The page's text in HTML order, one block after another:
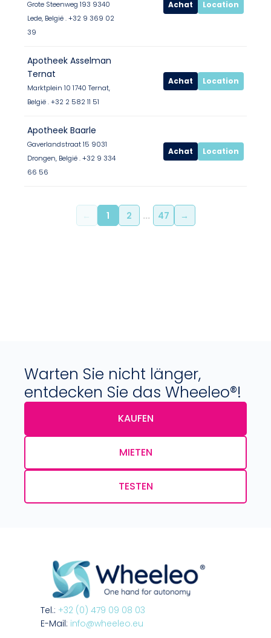
Grote Steenweg 193 9340
Lede, België . +32 9 369 02
39
Achat Location
Apotheek Asselman
Ternat
Marktplein 10 1740 Ternat,
België . +32 2 582 11 51
Achat Location
Apotheek Baarle
Gaverlandstraat 15 9031
Drongen, België . +32 9 334
66 56
Achat Location
← 1 2 ... 47 →
Warten Sie nicht länger,
entdecken Sie das Wheeleo®!
KAUFEN
MIETEN
TESTEN
Tel.: +32 (0) 479 09 08 03
E-Mail: info@wheeleo.eu